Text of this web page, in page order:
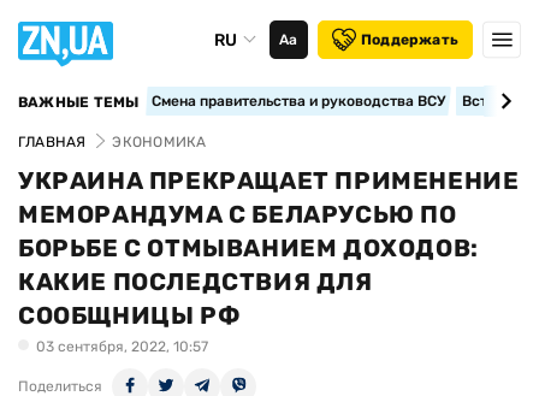
RU Аа Поддержать
ВАЖНЫЕ ТЕМЫ Смена правительства и руководства ВСУ
ГЛАВНАЯ ЭКОНОМИКА
УКРАИНА ПРЕКРАЩАЕТ ПРИМЕНЕНИЕ
МЕМОРАНДУМА С БЕЛАРУСЬЮ ПО
БОРЬБЕ С ОТМЫВАНИЕМ ДОХОДОВ:
КАКИЕ ПОСЛЕДСТВИЯ ДЛЯ
СООБЩНИЦЫ РФ
03 сентября, 2022, 10:57
Поделиться